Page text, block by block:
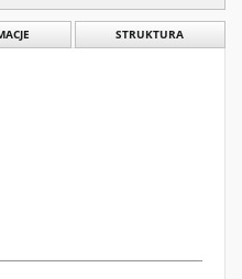
STRUKTURA